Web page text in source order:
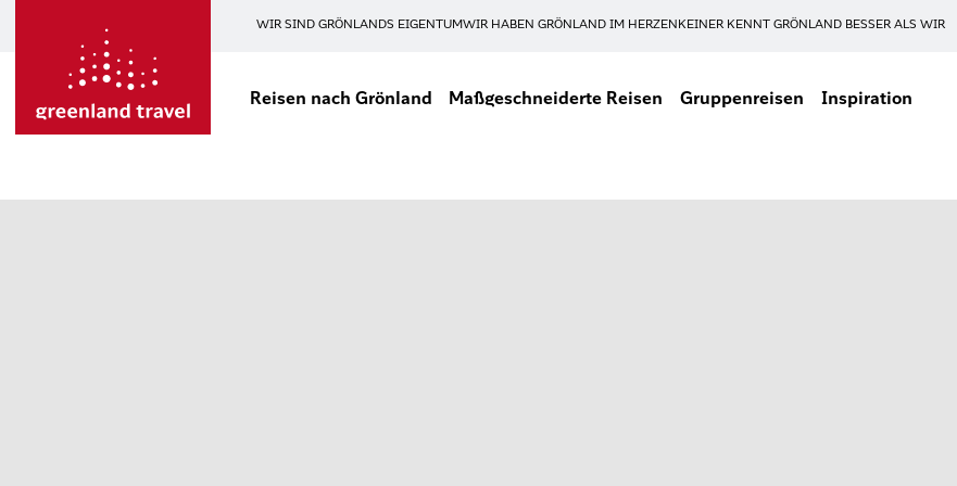
WIR SIND GRÖNLANDS EIGENTUMWIR HABEN GRÖNLAND IM HERZEN KEINER KENNT GRÖNLAND BESSER ALS WIR
Reisen nach Grönland Maßgeschneiderte Reisen Gruppenreisen Inspiration